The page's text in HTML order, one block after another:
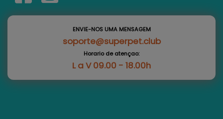
ENVIE-NOS UMA MENSAGEM
soporte@superpet.club
Horario de atençao:
L a V 09.00 - 18.00h